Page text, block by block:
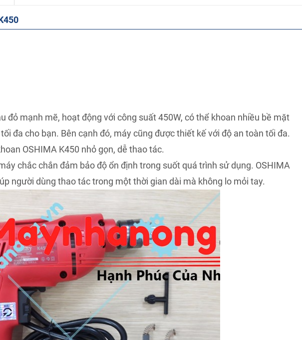
đỏ mạnh mẽ, hoạt động với công suất 450W, có thể khoan nhiều bề mặt
đa cho bạn. Bên cạnh đó, máy cũng được thiết kế với độ an toàn tối đa.
OSHIMA K450 nhỏ gọn, dễ thao tác.
chắc chắn đảm bảo độ ổn định trong suốt quá trình sử dụng. OSHIMA
người dùng thao tác trong một thời gian dài mà không lo mỏi tay.